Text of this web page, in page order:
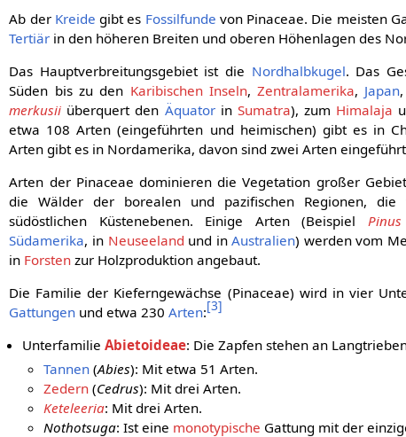
Ab der Kreide gibt es Fossilfunde von Pinaceae. Die meisten
Tertiär in den höheren Breiten und oberen Höhenlagen des
Das Hauptverbreitungsgebiet ist die Nordhalbkugel. Das
Süden bis zu den Karibischen Inseln,Zentralamerika, Japan,
merkusii überquert den Äquatorin Sumatra), zum Himalaja
etwa 108 Arten (eingeführten und heimischen) gibt es in
Arten gibt es in Nordamerika, davon sind zwei Arten
Arten der Pinaceae dominieren die Vegetation großer
die Wälder der borealen und pazifischen Regionen, die
südöstlichen Küstenebenen. Einige Arten (Beispiel
Südamerika, in Neuseeland und inAustralien) werden vom
in Forsten zur Holzproduktion angebaut.
Die Familie der Kieferngewächse (Pinaceae) wird in vier
Gattungen und etwa 230Arten:[3]
Unterfamilie Abietoideae: Die Zapfen stehen an
Tannen (Abies): Mit etwa 51 Arten.
Zedern (Cedrus): Mit drei Arten.
Keteleeria: Mit drei Arten.
Nothotsuga: Ist eine monotypische Gattung mit der